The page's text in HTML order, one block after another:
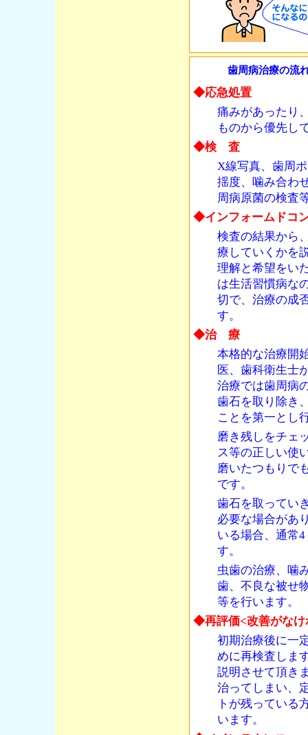
歯周病治療の流
◆応急処置
痛みがあったり
ものから優先し
◆検 査
X線写真、歯周
揺度、噛み合わ
周病原菌の検査
◆インフォームドコ
検査の結果から
療していくかを
理解と希望をい
は生活習慣病な
切で、治療の成
す。
◆治 療
本格的な治療開
医、歯科衛生士
治療では歯周病
歯石を取り除き
ことを第一とし
磨き残しをチェ
ス等の正しい使
磨いたつもりで
です。
歯石を取ってい
必要な場合があ
いる場合、通常
す。
虫歯の治療、噛
歯、不良な被せ
等を行います。
◆再評価<改善がなけ
初期治療後に一
めに再検査しま
説明させて頂き
治ってしまい、
トが残っている
います。